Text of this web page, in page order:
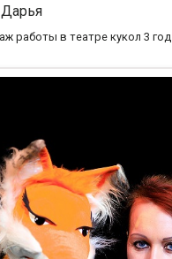
Дарья
работы в театре кукол 3 год